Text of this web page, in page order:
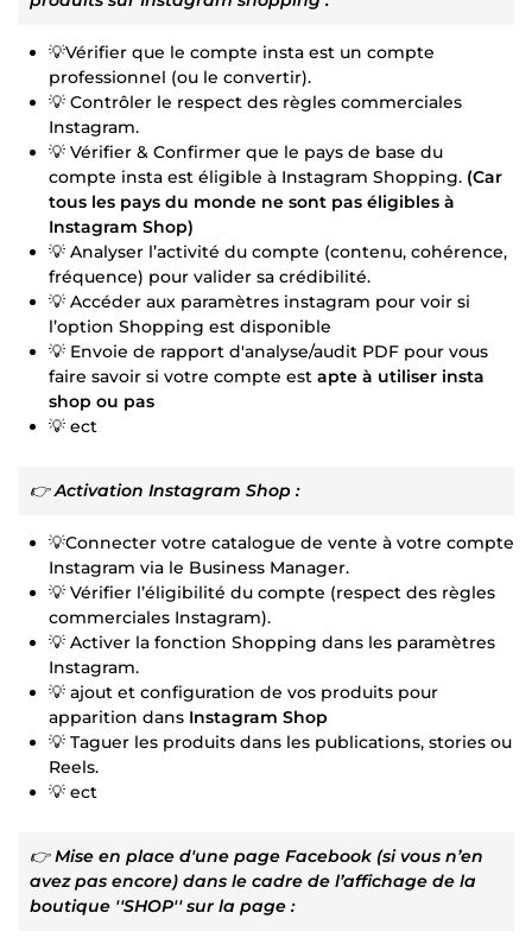
💡Vérifier que le compte insta est un compte
professionnel (ou le convertir).
💡 Contrôler le respect des règles commerciales
Instagram.
💡 Vérifier & Confirmer que le pays de base du
compte insta est éligible à Instagram Shopping. (Car
tous les pays du monde ne sont pas éligibles à
Instagram Shop)
💡 Analyser l’activité du compte (contenu, cohérence,
fréquence) pour valider sa crédibilité.
💡 Accéder aux paramètres instagram pour voir si
l’option Shopping est disponible
💡 Envoie de rapport d'analyse/audit PDF pour vous
faire savoir si votre compte est apte à utiliser insta
shop ou pas
💡 ect
👉Activation Instagram Shop :
💡Connecter votre catalogue de vente à votre compte
Instagram via le Business Manager.
💡 Vérifier l’éligibilité du compte (respect des règles
commerciales Instagram).
💡 Activer la fonction Shopping dans les paramètres
Instagram.
💡 ajout et configuration de vos produits pour
apparition dans Instagram Shop
💡 Taguer les produits dans les publications, stories ou
Reels.
💡 ect
👉Mise en place d'une page Facebook (si vous n’en
avez pas encore) dans le cadre de l’affichage de la
boutique ''SHOP'' sur la page :